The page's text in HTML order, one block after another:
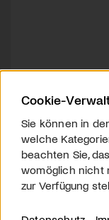
Cookie-
Sie können in
welche
beachten Sie,
womöglich nicht
zur Verfügung